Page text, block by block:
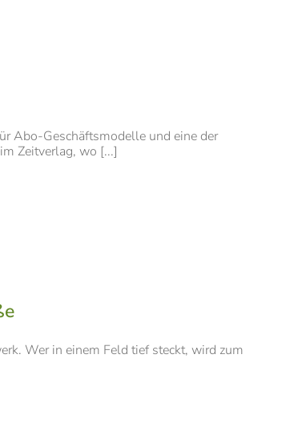
Abo-Geschäftsmodelle und eine der
Zeitverlag, wo [...]
Wer in einem Feld tief steckt, wird zum